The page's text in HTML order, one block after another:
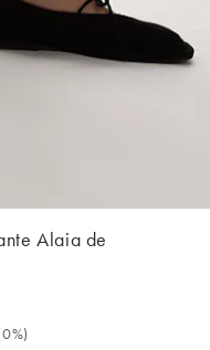
Alaia de
30 días 24,74 € (0%).
0%)